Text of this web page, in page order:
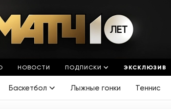
НОВОСТИ ПОДПИСКИ ЭКСКЛЮЗИВ
Баскетбол Лыжные гонки Теннис